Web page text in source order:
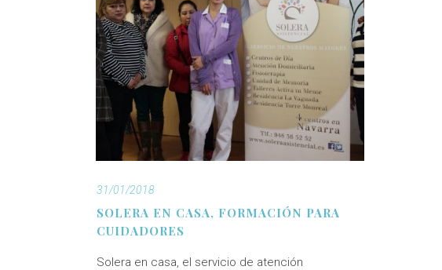
31/01/2018
SOLERA EN CASA, FORMACIÓN PARA
CUIDADORES
Solera en casa, el servicio de atención